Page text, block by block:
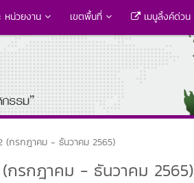
หน่วยงาน เขตพื้นที่ เมนูลิ้งค์ด่วน
(กรกฎาคม - ธันวาคม 2565)
กรกฎาคม - ธันวาคม 2565)